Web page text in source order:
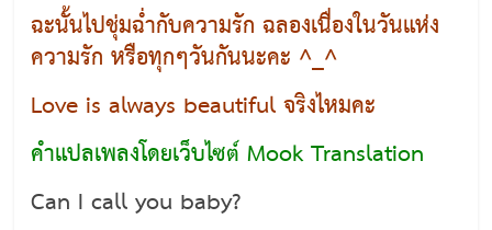
ฉะนั้นไปชุ่มฉ่ำกับความรัก ฉลองเนื่องในวันแห่ง
ความรัก หรือทุกๆวันกันนะคะ ^_^
Love is always beautiful จริงไหมคะ
คำแปลเพลงโดยเว็บไซต์ Mook Translation
Can I call you baby?